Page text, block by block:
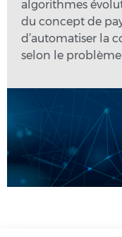
algorithmes
du concept de
d’automatiser la
selon le